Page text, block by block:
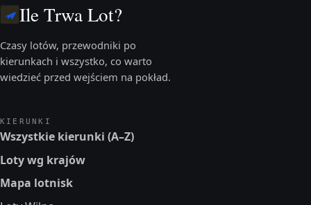
Ile Trwa Lot?
Czasy lotów, przewodniki po
kierunkach i wszystko, co warto
wiedzieć przed wejściem na pokład.
KIERUNKI
Wszystkie kierunki (A–Z)
Loty wg krajów
Mapa lotnisk